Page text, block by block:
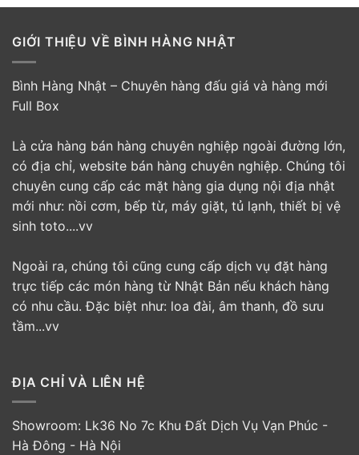
GIỚI THIỆU VỀ BÌNH HÀNG NHẬT
Bình Hàng Nhật – Chuyên hàng đấu giá và hàng mới
Full Box
Là cửa hàng bán hàng chuyên nghiệp ngoài đường lớn,
có địa chỉ, website bán hàng chuyên nghiệp. Chúng tôi
chuyên cung cấp các mặt hàng gia dụng nội địa nhật
mới như: nồi cơm, bếp từ, máy giặt, tủ lạnh, thiết bị vệ
sinh toto....vv
Ngoài ra, chúng tôi cũng cung cấp dịch vụ đặt hàng
trực tiếp các món hàng từ Nhật Bản nếu khách hàng
có nhu cầu. Đặc biệt như: loa đài, âm thanh, đồ sưu
tầm...vv
ĐỊA CHỈ VÀ LIÊN HỆ
Showroom: Lk36 No 7c Khu Đất Dịch Vụ Vạn Phúc -
Hà Đông - Hà Nội